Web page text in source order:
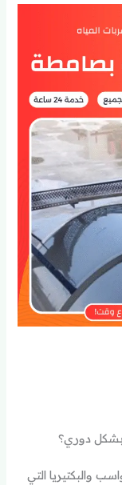
بشكل دوري؟
والبكتيريا التي